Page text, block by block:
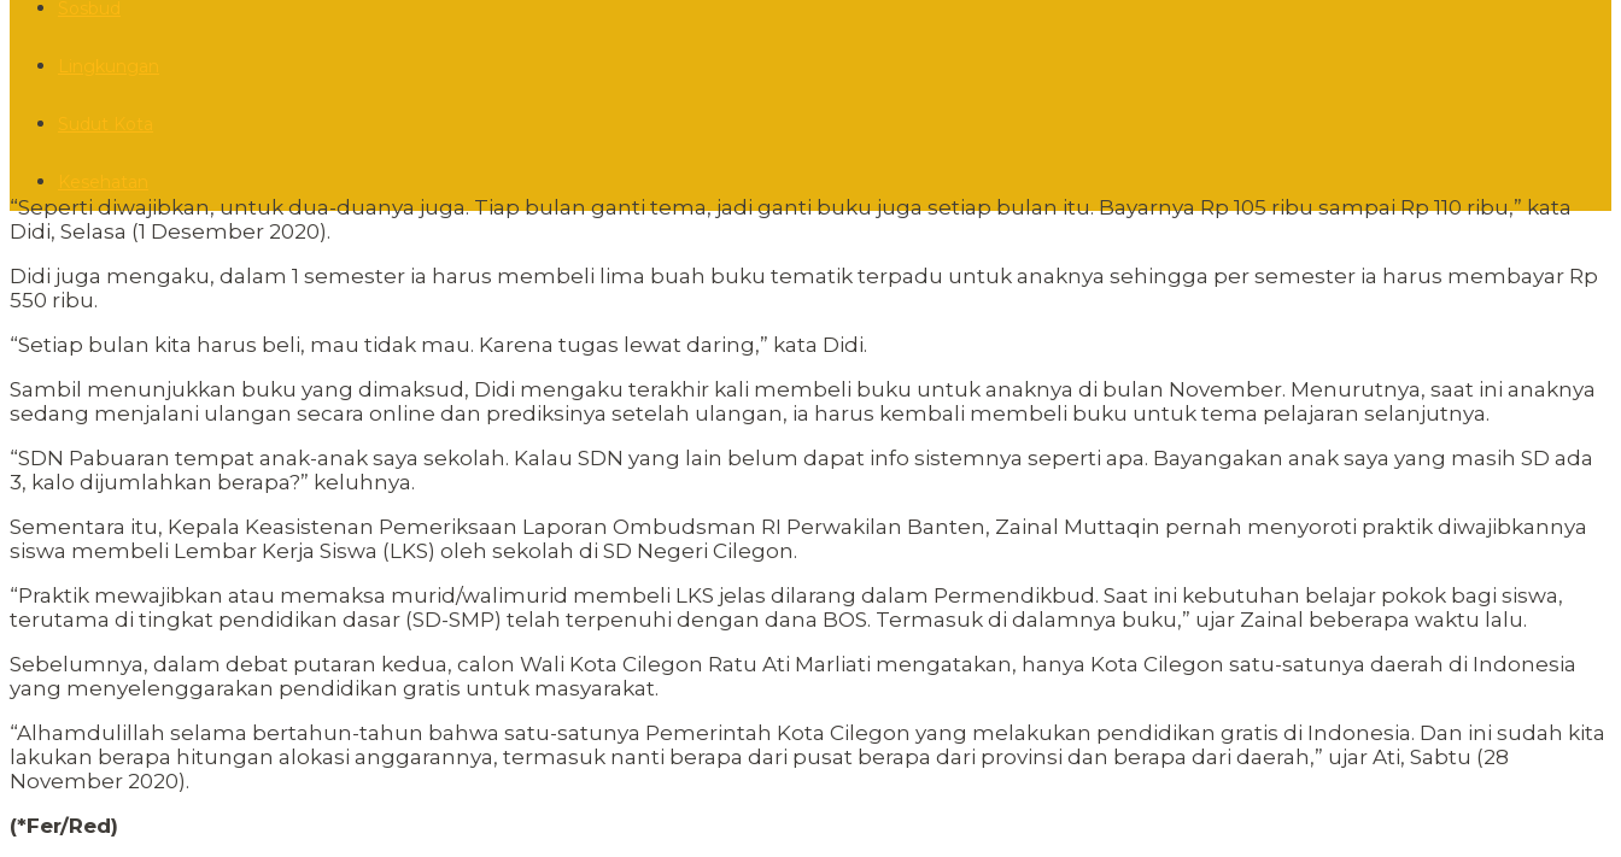
“Seperti diwajibkan, untuk dua-duanya juga. Tiap bulan ganti tema, jadi ganti buku juga setiap bulan itu. Bayarnya Rp 105 ribu sampai Rp 110 ribu,” kata
Didi, Selasa (1 Desember 2020).
Didi juga mengaku, dalam 1 semester ia harus membeli lima buah buku tematik terpadu untuk anaknya sehingga per semester ia harus membayar Rp
550 ribu.
“Setiap bulan kita harus beli, mau tidak mau. Karena tugas lewat daring,” kata Didi.
Sambil menunjukkan buku yang dimaksud, Didi mengaku terakhir kali membeli buku untuk anaknya di bulan November. Menurutnya, saat ini anaknya
sedang menjalani ulangan secara online dan prediksinya setelah ulangan, ia harus kembali membeli buku untuk tema pelajaran selanjutnya.
“SDN Pabuaran tempat anak-anak saya sekolah. Kalau SDN yang lain belum dapat info sistemnya seperti apa. Bayangakan anak saya yang masih SD ada
3, kalo dijumlahkan berapa?” keluhnya.
Sementara itu, Kepala Keasistenan Pemeriksaan Laporan Ombudsman RI Perwakilan Banten, Zainal Muttaqin pernah menyoroti praktik diwajibkannya
siswa membeli Lembar Kerja Siswa (LKS) oleh sekolah di SD Negeri Cilegon.
“Praktik mewajibkan atau memaksa murid/walimurid membeli LKS jelas dilarang dalam Permendikbud. Saat ini kebutuhan belajar pokok bagi siswa,
terutama di tingkat pendidikan dasar (SD-SMP) telah terpenuhi dengan dana BOS. Termasuk di dalamnya buku,” ujar Zainal beberapa waktu lalu.
Sebelumnya, dalam debat putaran kedua, calon Wali Kota Cilegon Ratu Ati Marliati mengatakan, hanya Kota Cilegon satu-satunya daerah di Indonesia
yang menyelenggarakan pendidikan gratis untuk masyarakat.
“Alhamdulillah selama bertahun-tahun bahwa satu-satunya Pemerintah Kota Cilegon yang melakukan pendidikan gratis di Indonesia. Dan ini sudah kita
lakukan berapa hitungan alokasi anggarannya, termasuk nanti berapa dari pusat berapa dari provinsi dan berapa dari daerah,” ujar Ati, Sabtu (28
November 2020).
(*Fer/Red)